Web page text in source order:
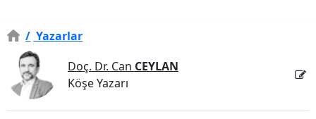
/ Yazarlar
Doç. Dr. Can CEYLAN
Köşe Yazarı